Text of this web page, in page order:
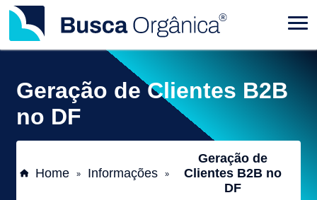
Geração de Clientes B2B
no DF
Home » Informações »
Geração de
Clientes B2B no
DF